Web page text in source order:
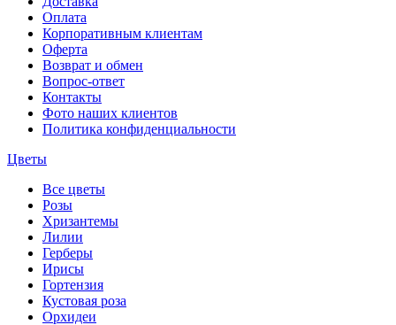
Оплата
Корпоративным клиентам
Оферта
Возврат и обмен
Вопрос-ответ
Контакты
Фото наших клиентов
Политика конфиденциальности
Цветы
Все цветы
Розы
Хризантемы
Лилии
Герберы
Ирисы
Гортензия
Кустовая роза
Орхидеи